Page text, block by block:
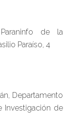
de la
Paraíso, 4
Departamento
Investigación de